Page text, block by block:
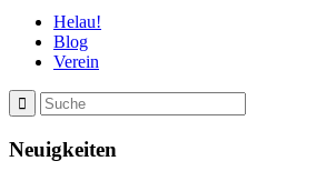
Helau!
Blog
Verein
Neuigkeiten